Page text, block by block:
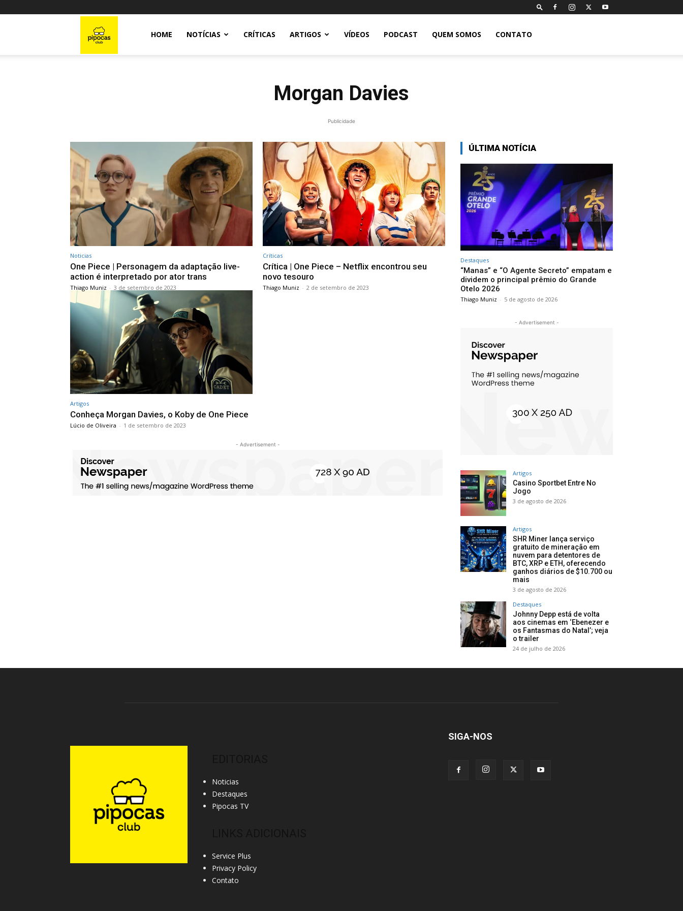
HOME NOTÍCIAS CRÍTICAS ARTIGOS VÍDEOS PODCAST QUEM SOMOS CONTATO
Morgan Davies
Publicidade
Noticias
One Piece | Personagem da adaptação live-
action é interpretado por ator trans
Thiago Muniz - 3 de setembro de 2023
Críticas
Crítica | One Piece – Netflix encontrou seu
novo tesouro
Thiago Muniz - 2 de setembro de 2023
Artigos
Conheça Morgan Davies, o Koby de One Piece
Lúcio de Oliveira - 1 de setembro de 2023
- Advertisement -
ÚLTIMA NOTÍCIA
Destaques
“Manas” e “O Agente Secreto” empatam e
dividem o principal prêmio do Grande
Otelo 2026
Thiago Muniz - 5 de agosto de 2026
- Advertisement -
Artigos
Casino Sportbet Entre No
Jogo
3 de agosto de 2026
Artigos
SHR Miner lança serviço
gratuito de mineração em
nuvem para detentores de
BTC, XRP e ETH, oferecendo
ganhos diários de $10.700 ou
mais
3 de agosto de 2026
Destaques
Johnny Depp está de volta
aos cinemas em ‘Ebenezer e
os Fantasmas do Natal’; veja
o trailer
24 de julho de 2026
Noticias
Destaques
Pipocas TV
Service Plus
Privacy Policy
Contato
SIGA-NOS